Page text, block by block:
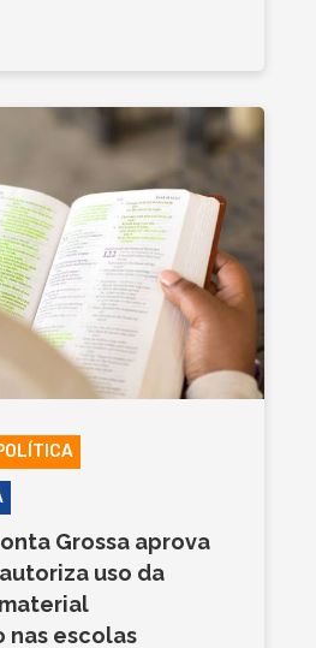
Grossa aprova
uso da
nas escolas